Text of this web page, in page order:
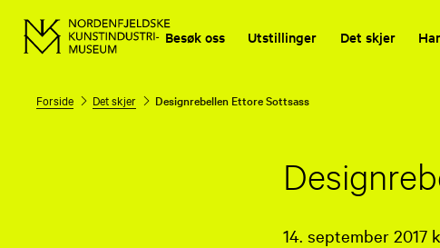
Besøk oss Utstillinger Det skjer
Forside Det skjer Designrebellen Ettore Sottsass
14. september 2017